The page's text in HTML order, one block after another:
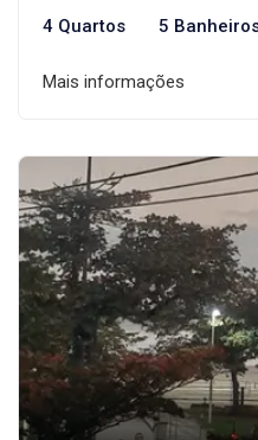
4 Quartos 5
Mais informações